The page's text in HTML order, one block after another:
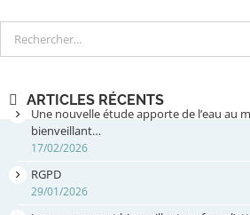
Rechercher
ARTICLES RÉCENTS
Une nouvelle étude apporte de l’eau au
bienveillant…
17/02/2026
RGPD
29/01/2026